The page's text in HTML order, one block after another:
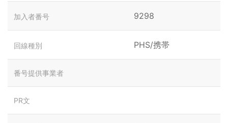
加入者番号 9298
回線種別 PHS/携帯
番号提供事業者
PR文